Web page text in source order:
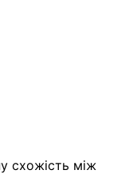
схожість між